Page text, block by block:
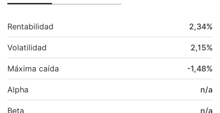
Rentabilidad 2,34%
Volatilidad 2,15%
Máxima caída -1,48%
Alpha n/a
Beta n/a